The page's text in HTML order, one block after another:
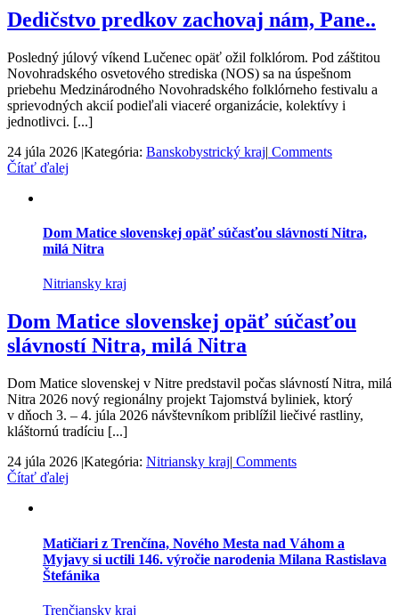
Dedičstvo predkov zachovaj nám, Pane..
Posledný júlový víkend Lučenec opäť ožil folklórom. Pod záštitou
Novohradského osvetového strediska (NOS) sa na úspešnom
priebehu Medzinárodného Novohradského folklórneho festivalu a
sprievodných akcií podieľali viaceré organizácie, kolektívy i
jednotlivci. [...]
24 júla 2026 |Kategória: Banskobystrický kraj| Comments
Čítať ďalej
Dom Matice slovenskej opäť súčasťou slávností Nitra,
milá Nitra
Nitriansky kraj
Dom Matice slovenskej opäť súčasťou
slávností Nitra, milá Nitra
Dom Matice slovenskej v Nitre predstavil počas slávností Nitra, milá
Nitra 2026 nový regionálny projekt Tajomstvá byliniek, ktorý
v dňoch 3. – 4. júla 2026 návštevníkom priblížil liečivé rastliny,
kláštornú tradíciu [...]
24 júla 2026 |Kategória: Nitriansky kraj| Comments
Čítať ďalej
Matičiari z Trenčína, Nového Mesta nad Váhom a
Myjavy si uctili 146. výročie narodenia Milana Rastislava
Štefánika
Trenčiansky kraj